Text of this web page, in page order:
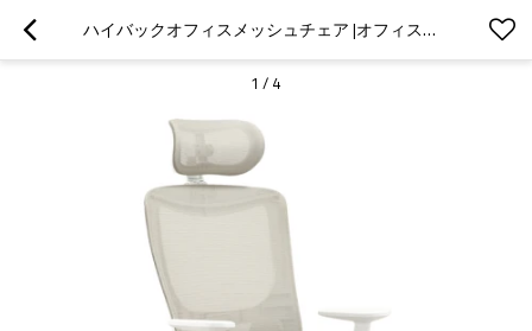
ハイバックオフィスメッシュチェア |オフィス卸売用ヘッドレスト付きリクライニングチェア (YF-A613-1)
1 / 4